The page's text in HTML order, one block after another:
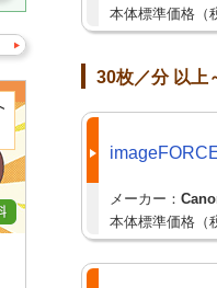
本体標準価格（
30枚／分 以上
メーカー：
本体標準価格（